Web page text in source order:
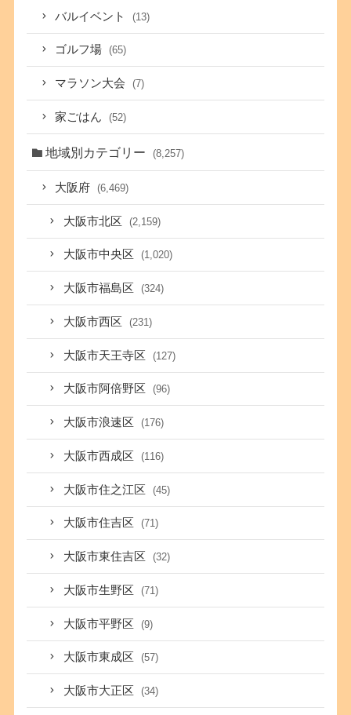
バルイベント (13)
ゴルフ場 (65)
マラソン大会 (7)
家ごはん (52)
地域別カテゴリー (8,257)
大阪府 (6,469)
大阪市北区 (2,159)
大阪市中央区 (1,020)
大阪市福島区 (324)
大阪市西区 (231)
大阪市天王寺区 (127)
大阪市阿倍野区 (96)
大阪市浪速区 (176)
大阪市西成区 (116)
大阪市住之江区 (45)
大阪市住吉区 (71)
大阪市東住吉区 (32)
大阪市生野区 (71)
大阪市平野区 (9)
大阪市東成区 (57)
大阪市大正区 (34)